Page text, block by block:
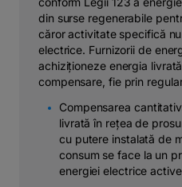
din surse regenerabile
căror activitate specifică
electrice. Furnizorii de
achiziționeze energia
compensare, fie prin
Compensarea
livrată în rețea de
cu putere instalată de
consum se face la un
energiei electrice